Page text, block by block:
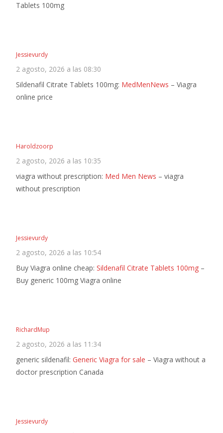
Tablets 100mg
Jessievurdy
2 agosto, 2026 a las 08:30
Sildenafil Citrate Tablets 100mg: MedMenNews – Viagra
online price
Haroldzoorp
2 agosto, 2026 a las 10:35
viagra without prescription: Med Men News – viagra
without prescription
Jessievurdy
2 agosto, 2026 a las 10:54
Buy Viagra online cheap: Sildenafil Citrate Tablets 100mg –
Buy generic 100mg Viagra online
RichardMup
2 agosto, 2026 a las 11:34
generic sildenafil: Generic Viagra for sale – Viagra without a
doctor prescription Canada
Jessievurdy